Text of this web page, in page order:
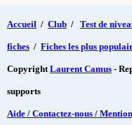
Accueil / Club / Test de
fiches / Fiches les plus
CopyrightLaurent Camus -
supports
Aide / Contactez-nous /